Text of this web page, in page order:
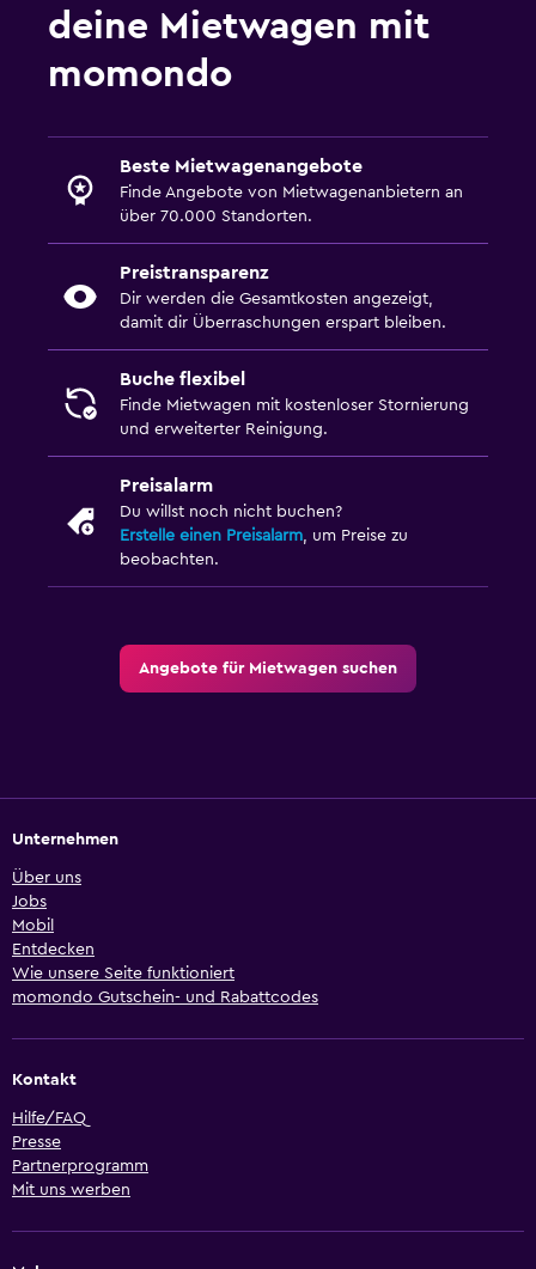
deine Mietwagen mit
momondo
Beste Mietwagenangebote
Finde Angebote von Mietwagenanbietern an
über 70.000 Standorten.
Preistransparenz
Dir werden die Gesamtkosten angezeigt,
damit dir Überraschungen erspart bleiben.
Buche flexibel
Finde Mietwagen mit kostenloser Stornierung
und erweiterter Reinigung.
Preisalarm
Du willst noch nicht buchen?
Erstelle einen Preisalarm, um Preise zu
beobachten.
Angebote für Mietwagen suchen
Unternehmen
Über uns
Jobs
Mobil
Entdecken
Wie unsere Seite funktioniert
momondo Gutschein- und Rabattcodes
Kontakt
Hilfe/FAQ
Presse
Partnerprogramm
Mit uns werben